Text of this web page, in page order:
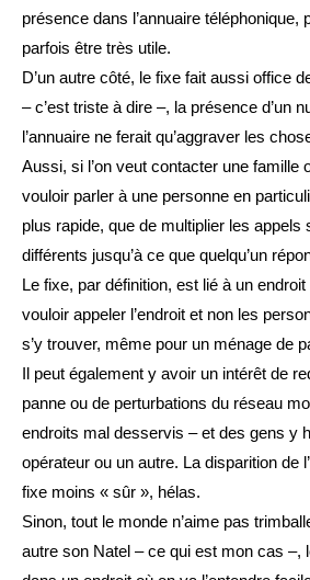
présence dans l’annuaire téléphonique,
parfois être très utile.
D’un autre côté, le fixe fait aussi office
– c’est triste à dire –, la présence d’un
l’annuaire ne ferait qu’aggraver les
Aussi, si l’on veut contacter une famille
vouloir parler à une personne en
plus rapide, que de multiplier les appels
différents jusqu’à ce que quelqu’un
Le fixe, par définition, est lié à un
vouloir appeler l’endroit et non les
s’y trouver, même pour un ménage de
Il peut également y avoir un intérêt de
panne ou de perturbations du réseau
endroits mal desservis – et des gens y
opérateur ou un autre. La disparition de
fixe moins « sûr », hélas.
Sinon, tout le monde n’aime pas
autre son Natel – ce qui est mon cas –,